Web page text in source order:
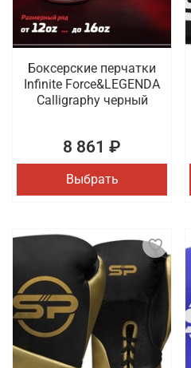
Боксерские перчатки
Infinite Force&LEGENDA
Calligraphy черный
8 861 ₽
Выбрать